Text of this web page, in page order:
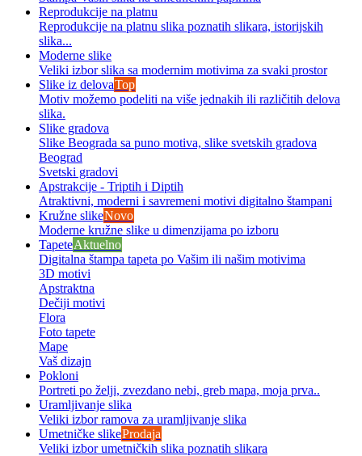
Reprodukcije na platnu
Reprodukcije na platnu slika poznatih slikara, istorijskih
slika...
Moderne slike
Veliki izbor slika sa modernim motivima za svaki prostor
Slike iz delovaTop
Motiv možemo podeliti na više jednakih ili različitih delova
slika.
Slike gradova
Slike Beograda sa puno motiva, slike svetskih gradova
Beograd
Svetski gradovi
Apstrakcije - Triptih i Diptih
Atraktivni, moderni i savremeni motivi digitalno štampani
Kružne slikeNovo
Moderne kružne slike u dimenzijama po izboru
TapeteAktuelno
Digitalna štampa tapeta po Vašim ili našim motivima
3D motivi
Apstraktna
Dečiji motivi
Flora
Foto tapete
Mape
Vaš dizajn
Pokloni
Portreti po želji, zvezdano nebi, greb mapa, moja prva..
Uramljivanje slika
Veliki izbor ramova za uramljivanje slika
Umetničke slikeProdaja
Veliki izbor umetničkih slika poznatih slikara